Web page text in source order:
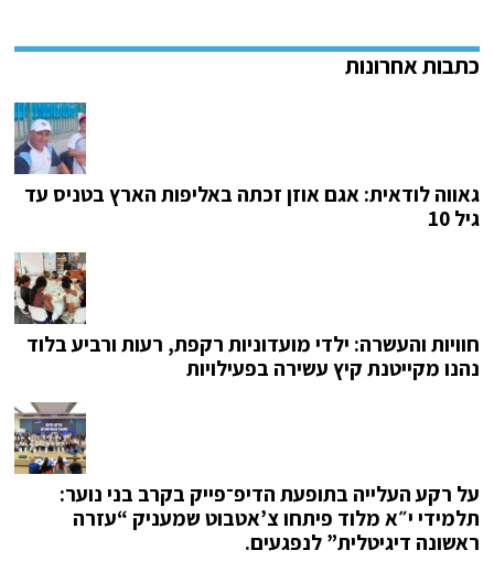
גאווה לודאית: אגם אוזן זכתה באליפות הארץ בטניס עד
גיל 10
חוויות והעשרה: ילדי מועדוניות רקפת, רעות ורביע בלוד
נהנו מקייטנת קיץ עשירה בפעילויות
על רקע העלייה בתופעת הדיפ־פייק בקרב בני נוער:
תלמידי י״א מלוד פיתחו צ’אטבוט שמעניק “עזרה
ראשונה דיגיטלית” לנפגעים.